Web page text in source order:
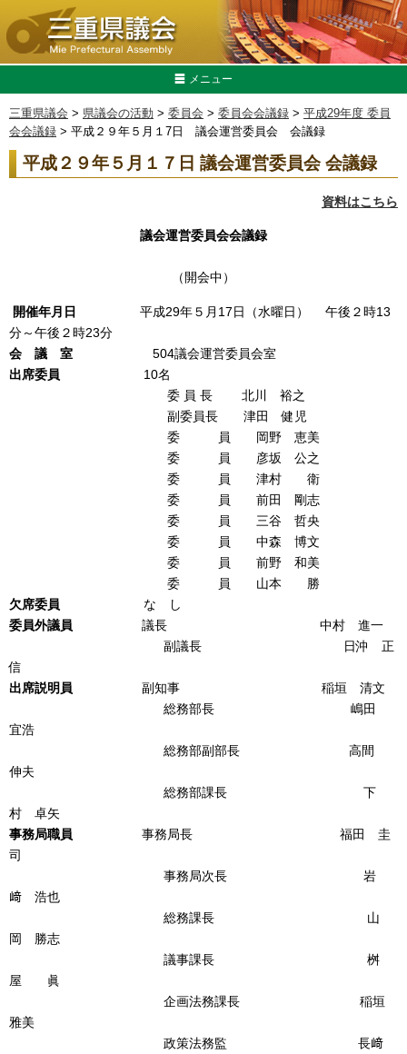
メニュー
三重県議会 > 県議会の活動 > 委員会 > 委員会会議録 > 平成29年度 委員
会会議録 > 平成２９年５月１7日 議会運営委員会 会議録
平成２９年５月１７日 議会運営委員会 会議録
資料はこちら
議会運営委員会会議録
（開会中）
開催年月日
平成29年５月17日（水曜日） 午後２時13
分～午後２時23分
会 議 室 504議会運営委員会室
出席委員 10名
委 員 長 北川 裕之
副委員長 津田 健児
委 員 岡野 恵美
委 員 彦坂 公之
委 員 津村 衛
委 員 前田 剛志
委 員 三谷 哲央
委 員 中森 博文
委 員 前野 和美
委 員 山本 勝
欠席委員 な し
委員外議員 議長 中村 進一
副議長 日沖 正
信
出席説明員 副知事 稲垣 清文
総務部長 嶋田
宜浩
総務部副部長 高間
伸夫
総務部課長 下
村 卓矢
事務局職員 事務局長 福田 圭
司
事務局次長 岩
﨑 浩也
総務課長 山
岡 勝志
議事課長 桝
屋 眞
企画法務課長 稲垣
雅美
政策法務監 長﨑